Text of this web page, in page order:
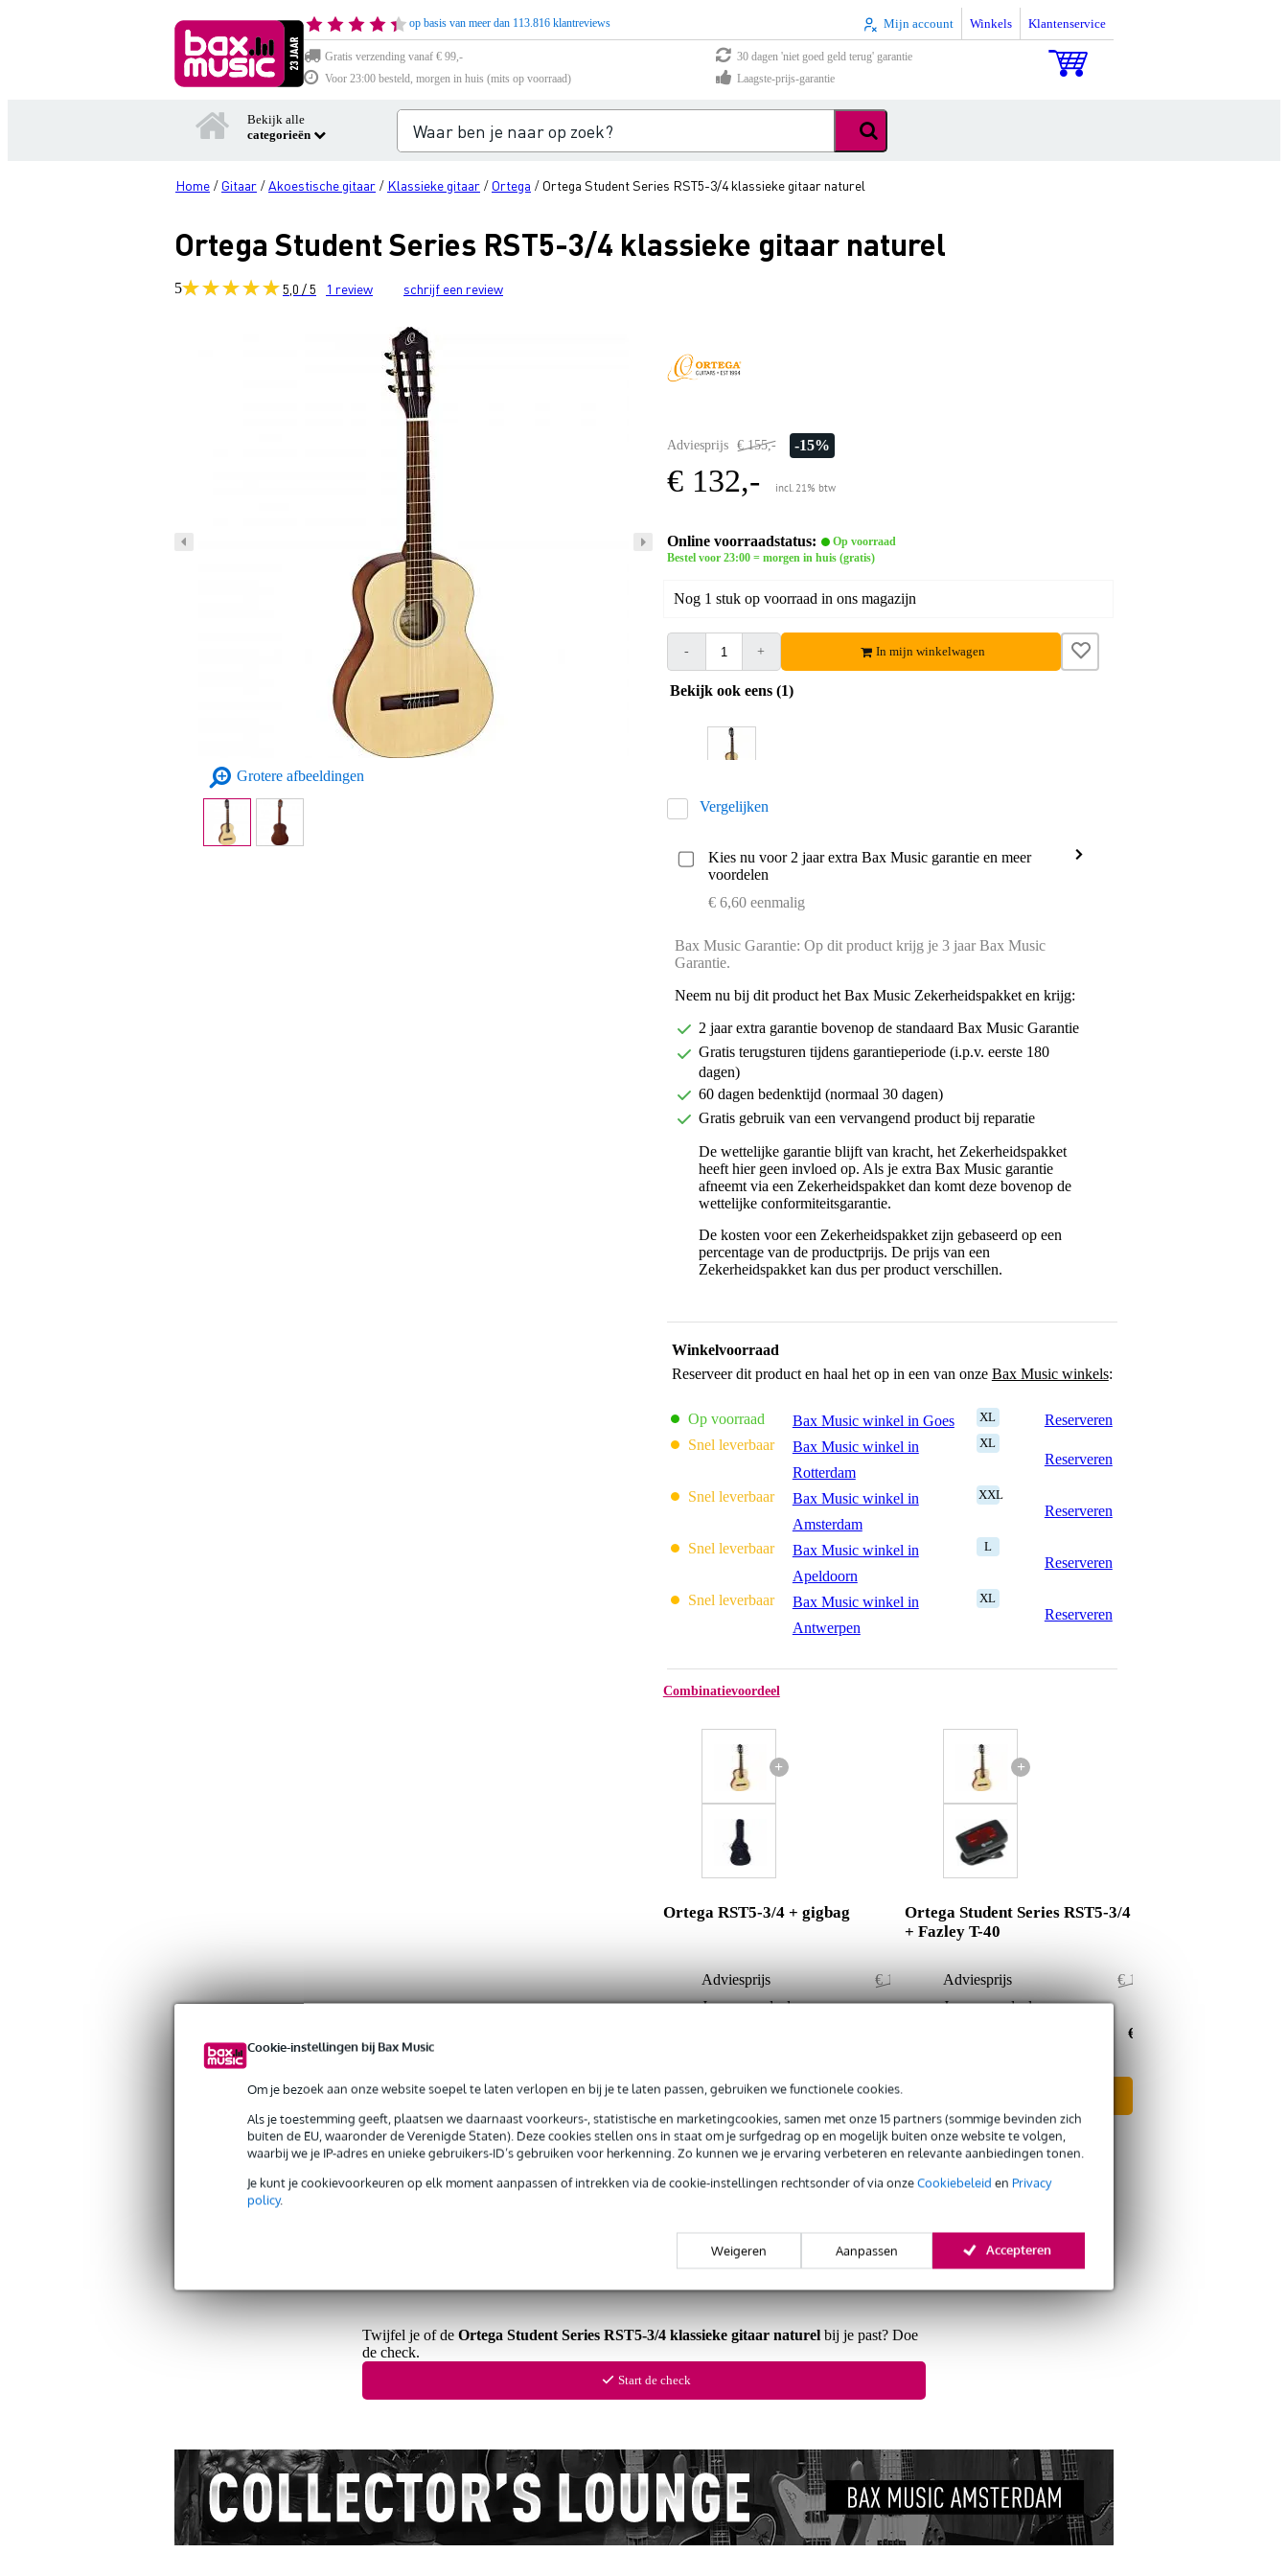
Cookie-instellingen bij Bax Music
Om je bezoek aan onze website soepel te laten verlopen en bij je te laten passen, gebruiken we functionele cookies.
Als je toestemming geeft, plaatsen we daarnaast voorkeurs-, statistische en marketingcookies, samen met onze 15 partners (sommige bevinden zich
buiten de EU, waaronder de Verenigde Staten). Deze cookies stellen ons in staat om je surfgedrag op en mogelijk buiten onze website te volgen,
waarbij we je IP-adres en unieke gebruikers-ID’s gebruiken voor herkenning. Zo kunnen we je ervaring verbeteren en relevante aanbiedingen tonen.
Je kunt je cookievoorkeuren op elk moment aanpassen of intrekken via de cookie-instellingen rechtsonder of via onzeCookiebeleid en Privacy
policy.
Weigeren Aanpassen Accepteren
op basis van meer dan 113.816 klantreviews Mijn account Winkels Klantenservice
Gratis verzending vanaf € 99,-
30 dagen 'niet goed geld terug' garantie
Voor 23:00 besteld, morgen in huis (mits op voorraad)
Laagste-prijs-garantie
Bekijk alle
categorieën
Home / Gitaar /Akoestische gitaar / Klassieke gitaar / Ortega / Ortega Student Series RST5-3/4 klassieke gitaar naturel
Ortega Student Series RST5-3/4 klassieke gitaar naturel
5 5,0 / 5 1 review schrijf een review
Grotere afbeeldingen
Adviesprijs € 155,- -15%
€ 132,- incl. 21% btw
Online voorraadstatus:
Op voorraad
Bestel voor 23:00 = morgen in huis (gratis)
Nog 1 stuk op voorraad in ons magazijn
- + In mijn winkelwagen
Bekijk ook eens (1)
Vergelijken
Kies nu voor 2 jaar extra Bax Music garantie en meer
voordelen
€ 6,60 eenmalig
Bax Music Garantie: Op dit product krijg je 3 jaar Bax Music
Garantie.
Neem nu bij dit product het Bax Music Zekerheidspakket en krijg:
2 jaar extra garantie bovenop de standaard Bax Music Garantie
Gratis terugsturen tijdens garantieperiode (i.p.v. eerste 180
dagen)
60 dagen bedenktijd (normaal 30 dagen)
Gratis gebruik van een vervangend product bij reparatie
De wettelijke garantie blijft van kracht, het Zekerheidspakket
heeft hier geen invloed op. Als je extra Bax Music garantie
afneemt via een Zekerheidspakket dan komt deze bovenop de
wettelijke conformiteitsgarantie.
De kosten voor een Zekerheidspakket zijn gebaseerd op een
percentage van de productprijs. De prijs van een
Zekerheidspakket kan dus per product verschillen.
Winkelvoorraad
Reserveer dit product en haal het op in een van onze Bax Music winkels:
Op voorraad Bax Music winkel in Goes XL
Reserveren
Snel leverbaar
Bax Music winkel in
Rotterdam
XL
Reserveren
Snel leverbaar
Bax Music winkel in
Amsterdam
XXL
Reserveren
Snel leverbaar
Bax Music winkel in
Apeldoorn
L
Reserveren
Snel leverbaar
Bax Music winkel in
Antwerpen
XL
Reserveren
Combinatievoordeel
+
Ortega RST5-3/4 + gigbag
Adviesprijs
€ 136,51
Jouw voordeel
€ 0,51
In mijn winkelwagen
+
Ortega Student Series RST5-3/4
+ Fazley T-40
Adviesprijs
€ 139,50
Jouw voordeel
€ 138,-
Productinformatie
3 jaar Bax Music garantie
Laagste-prijs-garantie
Gratis retourneren
Gratis CO2-neutrale verzending
Twijfel je of de Ortega Student Series RST5-3/4 klassieke gitaar naturel bij je past? Doe
de check.
Start de check